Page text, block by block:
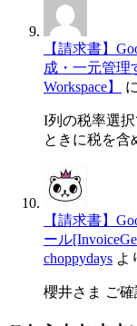
【請求書】
成・一元管理
Workspace】
に
I列の税率選
ときに税を
【請求書】
ール
choppydays よ
櫻井さま ご確